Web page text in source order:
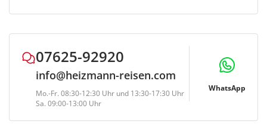
07625-92920
info@heizmann-reisen.com
Mo.-Fr. 08:30-12:30 Uhr und 13:30-17:30 Uhr
Sa. 09:00-13:00 Uhr
WhatsApp